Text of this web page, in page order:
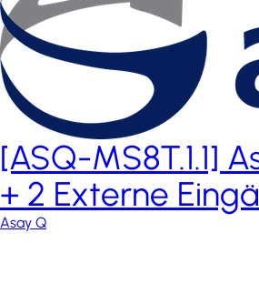
[ASQ-MS8T.1.1]
+ 2 Externe
Asay Q